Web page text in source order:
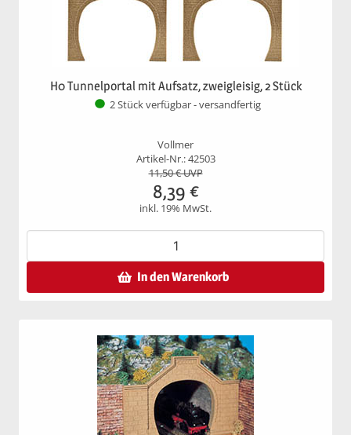
H0 Tunnelportal mit Aufsatz, zweigleisig, 2 Stück
2 Stück verfügbar - versandfertig
Vollmer
Artikel-Nr.: 42503
11,50€ UVP
8,39 €
inkl. 19% MwSt.
In den Warenkorb